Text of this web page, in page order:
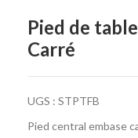
Pied de
Carré
UGS : STPTFB
Pied central embase